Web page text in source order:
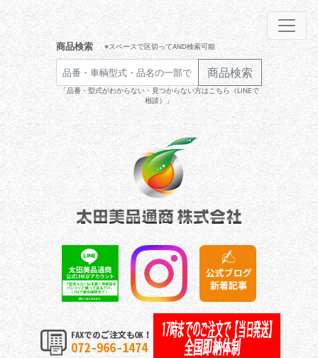
商品検索 ※スペースで区切ってAND検索可能
商品検索
「品番・型式がわからない・見つからない方はこちら（LINEで
相談）」